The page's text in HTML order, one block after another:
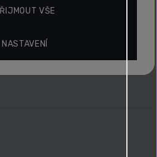
Jarní vůně
NASTAVENÍ
VŠE